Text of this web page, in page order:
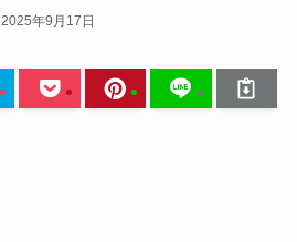
2025年9月17日